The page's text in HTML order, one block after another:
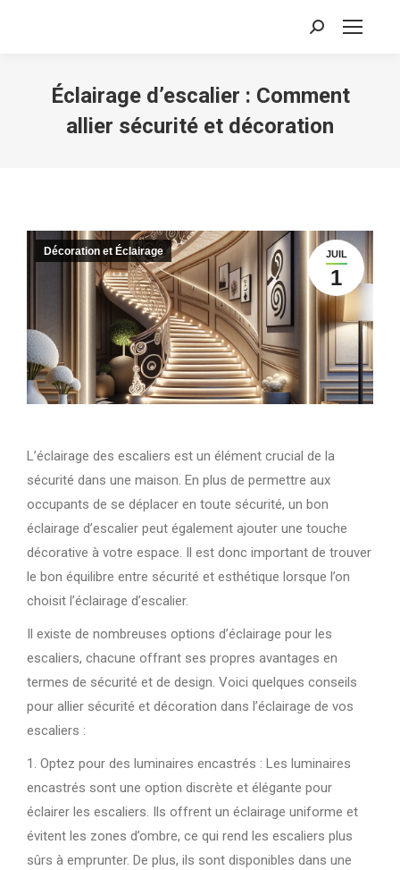
Recherche
Éclairage d’escalier : Comment
allier sécurité et décoration
JUIL
1
Décoration et Éclairage
L’éclairage des escaliers est un élément crucial de la
sécurité dans une maison. En plus de permettre aux
occupants de se déplacer en toute sécurité, un bon
éclairage d’escalier peut également ajouter une touche
décorative à votre espace. Il est donc important de trouver
le bon équilibre entre sécurité et esthétique lorsque l’on
choisit l’éclairage d’escalier.
Il existe de nombreuses options d’éclairage pour les
escaliers, chacune offrant ses propres avantages en
termes de sécurité et de design. Voici quelques conseils
pour allier sécurité et décoration dans l’éclairage de vos
escaliers :
1. Optez pour des luminaires encastrés : Les luminaires
encastrés sont une option discrète et élégante pour
éclairer les escaliers. Ils offrent un éclairage uniforme et
évitent les zones d’ombre, ce qui rend les escaliers plus
sûrs à emprunter. De plus, ils sont disponibles dans une